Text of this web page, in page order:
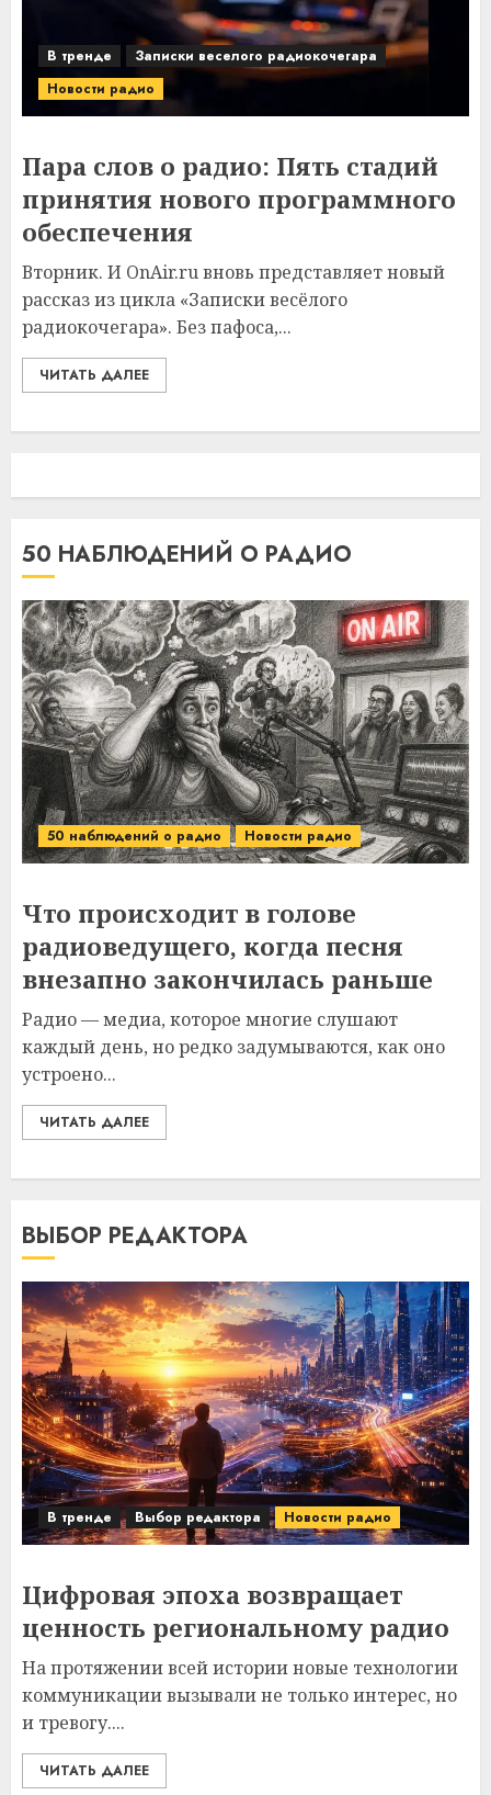
В тренде
Записки веселого радиокочегара
Новости радио
Пара слов о радио: Пять стадий
принятия нового программного
обеспечения
Вторник. И OnAir.ru вновь представляет новый
рассказ из цикла «Записки весёлого
радиокочегара». Без пафоса,...
ЧИТАТЬ ДАЛЕЕ
50 НАБЛЮДЕНИЙ О РАДИО
50 наблюдений о радио Новости радио
Что происходит в голове
радиоведущего, когда песня
внезапно закончилась раньше
Радио — медиа, которое многие слушают
каждый день, но редко задумываются, как оно
устроено...
ЧИТАТЬ ДАЛЕЕ
ВЫБОР РЕДАКТОРА
В тренде Выбор редактора Новости радио
Цифровая эпоха возвращает
ценность региональному радио
На протяжении всей истории новые технологии
коммуникации вызывали не только интерес, но
и тревогу....
ЧИТАТЬ ДАЛЕЕ